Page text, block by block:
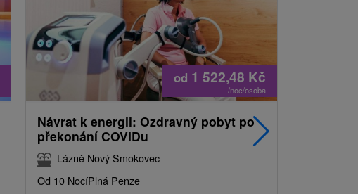
od 1 522,48 Kč
/noc/osoba
Návrat k energii: Ozdravný pobyt po
překonání COVIDu
Lázně Nový Smokovec
Od 10 NocíPlná Penze